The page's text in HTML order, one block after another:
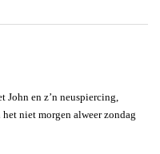
John en z’n neuspiercing,
niet morgen alweer zondag